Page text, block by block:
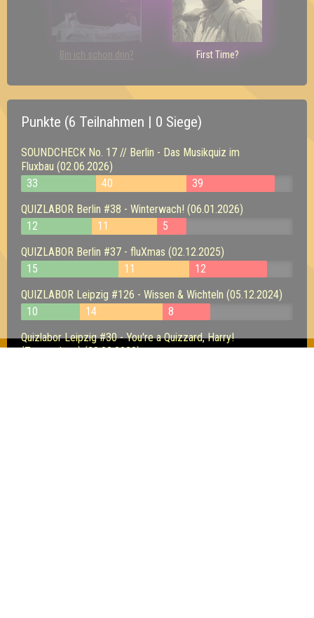
Bin ich schon drin? First Time?
Punkte (6 Teilnahmen | 0 Siege)
SOUNDCHECK No. 17 // Berlin - Das Musikquiz im
Fluxbau (02.06.2026)
33
40
39
QUIZLABOR Berlin #38 - Winterwach! (06.01.2026)
12
11
5
QUIZLABOR Berlin #37 - fluXmas (02.12.2025)
15
11
12
QUIZLABOR Leipzig #126 - Wissen & Wichteln (05.12.2024)
10
14
8
Quizlabor Leipzig #30 - You're a Quizzard, Harry!
(Zusatzshow) (20.02.2020)